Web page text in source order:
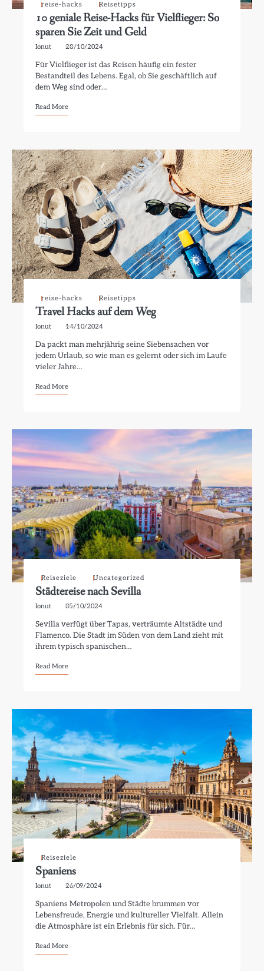
reise-hacks Reisetipps
10 geniale Reise-Hacks für Vielflieger: So
sparen Sie Zeit und Geld
Ionut 28/10/2024
Für Vielflieger ist das Reisen häufig ein fester
Bestandteil des Lebens. Egal, ob Sie geschäftlich auf
dem Weg sind oder…
Read More
reise-hacks Reisetipps
Travel Hacks auf dem Weg
Ionut 14/10/2024
Da packt man mehrjährig seine Siebensachen vor
jedem Urlaub, so wie man es gelernt oder sich im Laufe
vieler Jahre…
Read More
Reiseziele Uncategorized
Städtereise nach Sevilla
Ionut 05/10/2024
Sevilla verfügt über Tapas, verträumte Altstädte und
Flamenco. Die Stadt im Süden von dem Land zieht mit
ihrem typisch spanischen…
Read More
Reiseziele
Spaniens
Ionut 26/09/2024
Spaniens Metropolen und Städte brummen vor
Lebensfreude, Energie und kultureller Vielfalt. Allein
die Atmosphäre ist ein Erlebnis für sich. Für…
Read More